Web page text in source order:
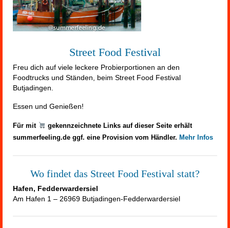
Street Food Festival
Freu dich auf viele leckere Probierportionen an den
Foodtrucks und Ständen, beim Street Food Festival
Butjadingen.
Essen und Genießen!
Für mit
gekennzeichnete Links auf dieser Seite erhält
summerfeeling.de ggf. eine Provision vom Händler. Mehr Infos
Wo findet das Street Food Festival statt?
Hafen, Fedderwardersiel
Am Hafen 1 – 26969 Butjadingen-Fedderwardersiel